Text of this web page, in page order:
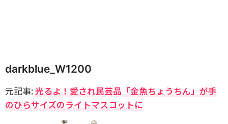
darkblue_W1200
元記事:光るよ！愛され民芸品「金魚ちょうちん」が手
のひらサイズのライトマスコットに